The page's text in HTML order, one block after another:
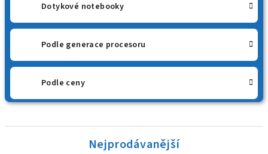
Dotykové notebooky
Podle generace procesoru
Podle ceny
Nejprodávanější